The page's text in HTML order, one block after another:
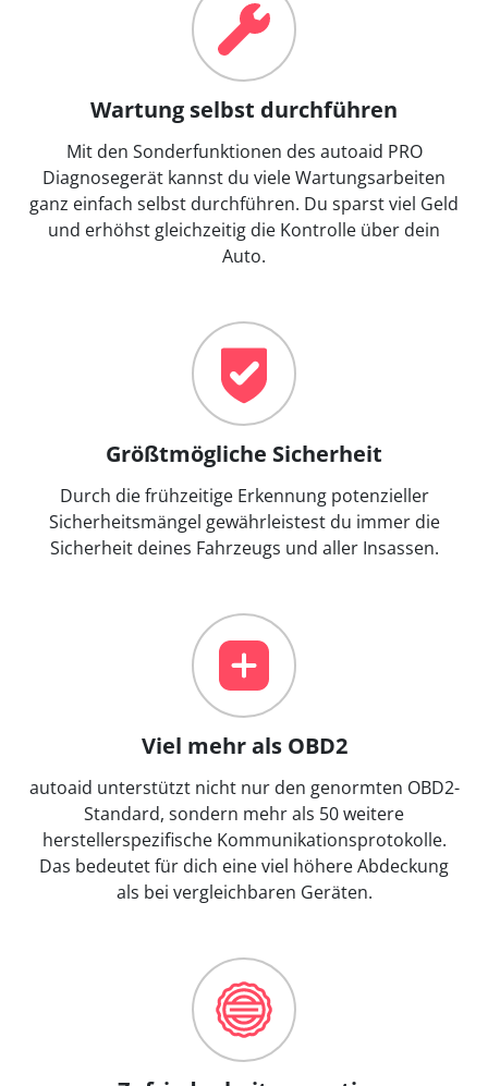
Wartung selbst durchführen
Mit den Sonderfunktionen des autoaid PRO
Diagnosegerät kannst du viele Wartungsarbeiten
ganz einfach selbst durchführen. Du sparst viel Geld
und erhöhst gleichzeitig die Kontrolle über dein
Auto.
Größtmögliche Sicherheit
Durch die frühzeitige Erkennung potenzieller
Sicherheitsmängel gewährleistest du immer die
Sicherheit deines Fahrzeugs und aller Insassen.
Viel mehr als OBD2
autoaid unterstützt nicht nur den genormten OBD2-
Standard, sondern mehr als 50 weitere
herstellerspezifische Kommunikationsprotokolle.
Das bedeutet für dich eine viel höhere Abdeckung
als bei vergleichbaren Geräten.